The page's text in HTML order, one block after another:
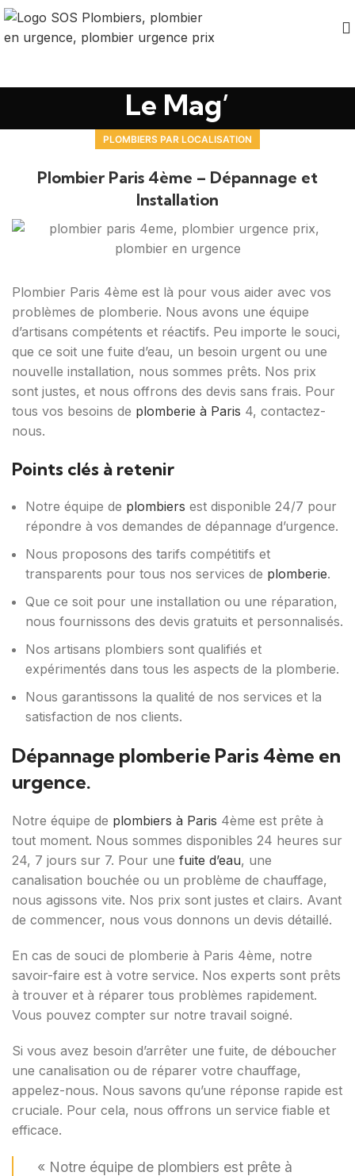
Le Mag’
PLOMBIERS PAR LOCALISATION
Plombier Paris 4ème – Dépannage et
Installation
Plombier Paris 4ème est là pour vous aider avec vos
problèmes de plomberie. Nous avons une équipe
d’artisans compétents et réactifs. Peu importe le souci,
que ce soit une fuite d’eau, un besoin urgent ou une
nouvelle installation, nous sommes prêts. Nos prix
sont justes, et nous offrons des devis sans frais. Pour
tous vos besoins de plomberie à Paris 4, contactez-
nous.
Points clés à retenir
Notre équipe de plombiers est disponible 24/7 pour
répondre à vos demandes de dépannage d’urgence.
Nous proposons des tarifs compétitifs et
transparents pour tous nos services de plomberie.
Que ce soit pour une installation ou une réparation,
nous fournissons des devis gratuits et personnalisés.
Nos artisans plombiers sont qualifiés et
expérimentés dans tous les aspects de la plomberie.
Nous garantissons la qualité de nos services et la
satisfaction de nos clients.
Dépannage plomberie Paris 4ème en
urgence.
Notre équipe de plombiers à Paris 4ème est prête à
tout moment. Nous sommes disponibles 24 heures sur
24, 7 jours sur 7. Pour une fuite d’eau, une
canalisation bouchée ou un problème de chauffage,
nous agissons vite. Nos prix sont justes et clairs. Avant
de commencer, nous vous donnons un devis détaillé.
En cas de souci de plomberie à Paris 4ème, notre
savoir-faire est à votre service. Nos experts sont prêts
à trouver et à réparer tous problèmes rapidement.
Vous pouvez compter sur notre travail soigné.
Si vous avez besoin d’arrêter une fuite, de déboucher
une canalisation ou de réparer votre chauffage,
appelez-nous. Nous savons qu’une réponse rapide est
cruciale. Pour cela, nous offrons un service fiable et
efficace.
« Notre équipe de plombiers est prête à